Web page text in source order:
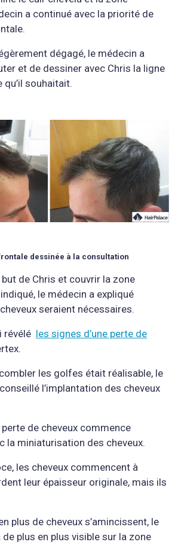
a continué avec la priorité de
dégagé, le médecin a
et de dessiner avec Chris la ligne
souhaitait.
dessinée à la consultation
de Chris et couvrir la zone
le médecin a expliqué
seraient nécessaires.
révélé les signes d’une perte de
les golfes était réalisable, le
l’implantation des cheveux
de cheveux commence
la miniaturisation des cheveux.
les cheveux commencent à
leur épaisseur originale, mais ils
plus de cheveux s’amincissent, le
plus en plus visible sur la zone